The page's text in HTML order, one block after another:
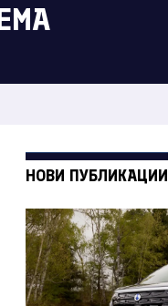
НОВИ ПУБЛИКАЦИИ